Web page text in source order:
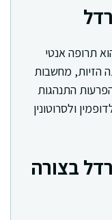
תרופה אנטי
הזיות, מחשבות
התנהגות
ולסרוטונין
בצורה